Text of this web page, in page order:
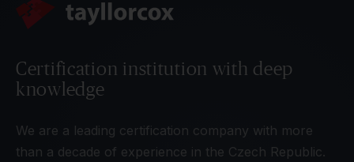
Certification institution with deep
knowledge
We are a leading certification company with more
than a decade of experience in the Czech Republic.